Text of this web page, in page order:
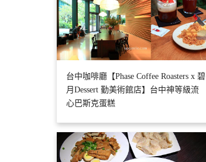
台中咖啡廳【Phase Coffee Roasters x 碧
月Dessert 勤美術館店】台中神等級流
心巴斯克蛋糕